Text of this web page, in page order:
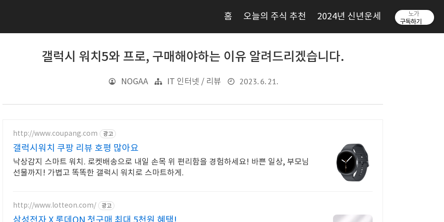
홈 오늘의 주식 추천 2024년 신년운세
갤럭시 워치5와 프로, 구매해야하는 이유 알려드리겠습니다.
NOGAA IT 인터넷 / 리뷰 2023. 6. 21.
http://www.coupang.com 광고
갤럭시워치 쿠팡 리뷰 호평 많아요
낙상감지 스마트 워치. 로켓배송으로 내일 손목 위 편리함을 경험하세요! 바쁜 일상, 부모님
선물까지! 가볍고 똑똑한 갤럭시 워치로 스마트하게.
http://www.lotteon.com/ 광고
노가
구독하기